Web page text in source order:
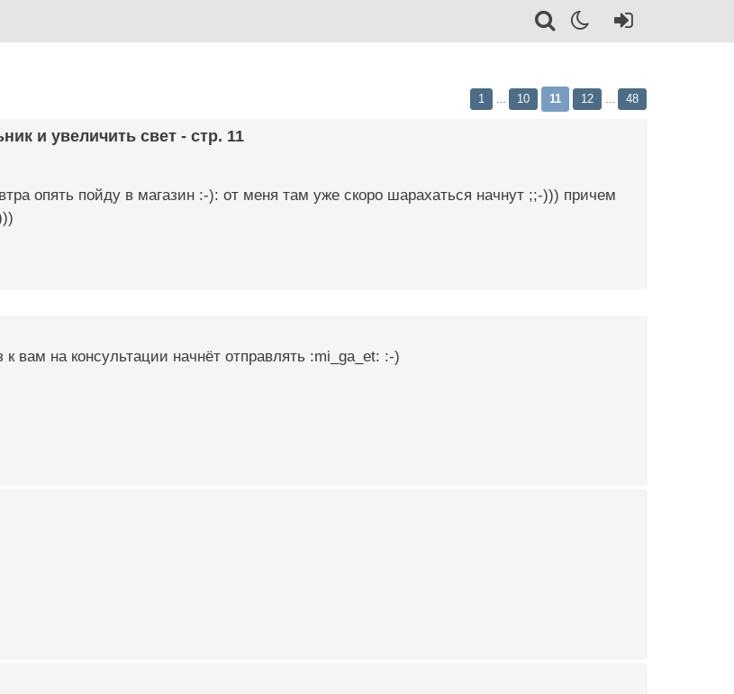
1 10 11 12 48
и увеличить свет - стр. 11
опять пойду в магазин :-): от меня там уже скоро шарахаться начнут ;;-))) причем
вам на консультации начнёт отправлять :mi_ga_et: :-)